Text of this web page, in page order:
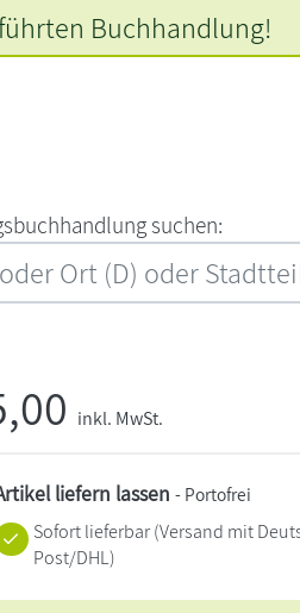
‍s‍u‍c‍h‍e‍n‍:‍
Buchhandlung!
inkl. MwSt.
liefern lassen - Portofrei
Sofort lieferbar(Versand mit
Post/DHL)